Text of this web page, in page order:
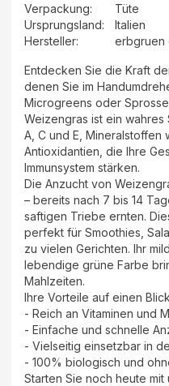
Verpackung:
Tüte
Ursprungsland:
Italien
Hersteller: erbgruen
Entdecken Sie die Kraft
denen Sie im
Microgreens oder
Weizengras ist ein
A, C und E, Mineralstoffen
Antioxidantien, die Ihre
Immunsystem stärken.
Die Anzucht von
– bereits nach 7 bis 14
saftigen Triebe ernten.
perfekt für Smoothies,
zu vielen Gerichten. Ihr
lebendige grüne Farbe
Mahlzeiten.
Ihre Vorteile auf einen
- Reich an Vitaminen und
- Einfache und schnelle
- Vielseitig einsetzbar in
- 100% biologisch und
Starten Sie noch heute